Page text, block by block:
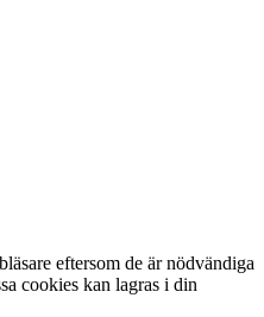
eftersom de är nödvändiga
cookies kan lagras i din